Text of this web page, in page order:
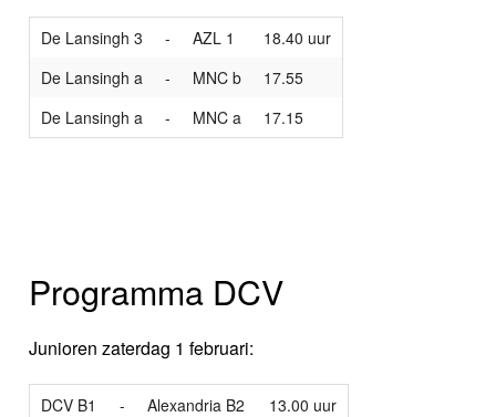
De Lansingh 3 - AZL 1
18.40 uur
De Lansingh a
- MNC b
17.55
De Lansingh a
- MNC a 17.15
Programma DCV
Junioren zaterdag 1 februari:
DCV B1 - Alexandria B2
13.00 uur